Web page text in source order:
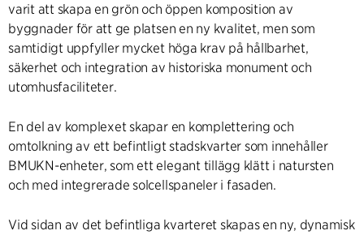
varit att skapa en grön och öppen komposition av
byggnader för att ge platsen en ny kvalitet, men som
samtidigt uppfyller mycket höga krav på hållbarhet,
säkerhet och integration av historiska monument och
utomhusfaciliteter.
En del av komplexet skapar en komplettering och
omtolkning av ett befintligt stadskvarter som innehåller
BMUKN-enheter, som ett elegant tillägg klätt i natursten
och med integrerade solcellspaneler i fasaden.
Vid sidan av det befintliga kvarteret skapas en ny, dynamisk